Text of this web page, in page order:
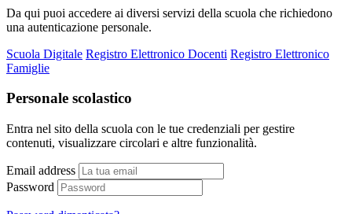
Da qui puoi accedere ai diversi servizi della scuola che richiedono
una autenticazione personale.
Scuola Digitale Registro Elettronico Docenti Registro Elettronico
Famiglie
Personale scolastico
Entra nel sito della scuola con le tue credenziali per gestire
contenuti, visualizzare circolari e altre funzionalità.
Email address
Password